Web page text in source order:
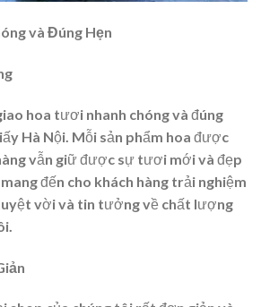
và Đúng Hẹn
hoa tươi nhanh chóng và đúng
Hà Nội. Mỗi sản phẩm hoa được
vẫn giữ được sự tươi mới và đẹp
đến cho khách hàng trải nghiệm
vời và tin tưởng về chất lượng